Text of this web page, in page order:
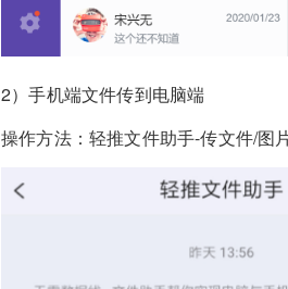
2）手机端文件传到电脑端
操作方法：轻推文件助手-传文件/图